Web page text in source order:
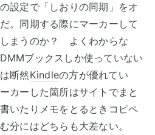
設定で「しおりの同期」をオ
。同期する際にマーカーして
まうのか？ よくわからな
ブックスしか使っていない
断然Kindleの方が優れてい
カーした箇所はサイトでまと
いたりメモをとるときコピペ
分にはどちらも大差ない。